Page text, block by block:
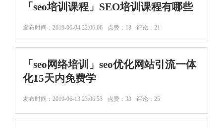
「seo培训课程」SEO培训课程有哪些
发布时间： 2019-06-04 22:06:06 点赞：18 评论：21
「seo网络培训」seo优化网站引流一体
化15天内免费学
发布时间： 2019-06-13 23:06:53 点赞：33 评论：25